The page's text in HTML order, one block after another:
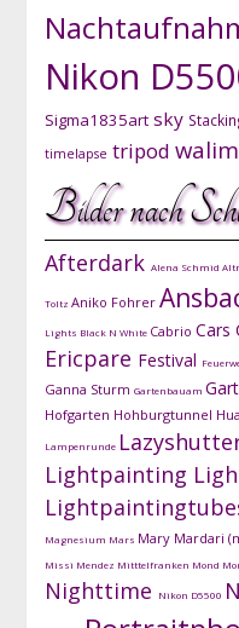
Nikon
Sigma1835art sky
timelapse tripod
Bilder nach
Afterdark Alena Schmid
Toltz Aniko Fohrer
Lights Black N White Cabrio Cars
Ericpare Festival
Ganna Sturm Gartenbauam
Hofgarten Hohburgtunnel
Lampenrunde
Lightpainting
Magnesium Mars Mary Mardari
Missi Mendez Mitttelfranken Mond
Nighttime Nikon D5500